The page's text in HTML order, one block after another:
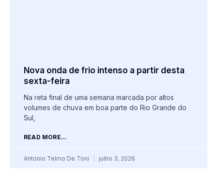
Nova onda de frio intenso a partir desta
sexta-feira
Na reta final de uma semana marcada por altos
volumes de chuva em boa parte do Rio Grande do
Sul,
READ MORE...
Antonio Telmo De Toni julho 3, 2026